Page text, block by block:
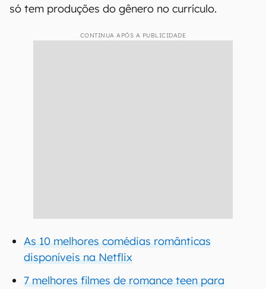
só tem produções do gênero no currículo.
CONTINUA APÓS A PUBLICIDADE
As 10 melhores comédias românticas
disponíveis na Netflix
7 melhores filmes de romance teen para